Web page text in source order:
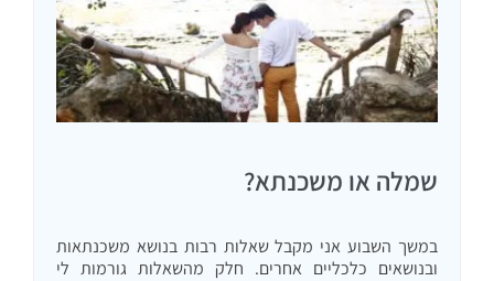
שמלה או משכנתא?
במשך השבוע אני מקבל שאלות רבות בנושא משכנתאות
ובנושאים כלכליים אחרים. חלק מהשאלות גורמות לי